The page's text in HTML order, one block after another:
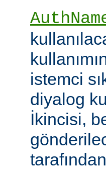
istemci
diyalog
İkincisi,